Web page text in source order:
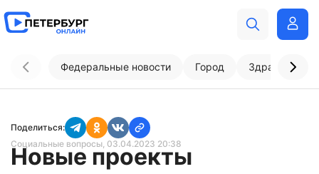
Федеральные новости Город
Поделиться:
Социальные вопросы, 03.04.2023 20:38
Новые проекты